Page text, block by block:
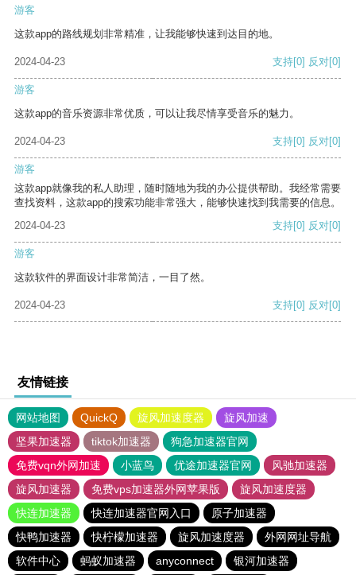
游客
这款app的路线规划非常精准，让我能够快速到达目的地。
2024-04-23 支持[0] 反对[0]
游客
这款app的音乐资源非常优质，可以让我尽情享受音乐的魅力。
2024-04-23 支持[0] 反对[0]
游客
这款app就像我的私人助理，随时随地为我的办公提供帮助。我经常需要
查找资料，这款app的搜索功能非常强大，能够快速找到我需要的信息。
2024-04-23
支持[0] 反对[0]
游客
这款软件的界面设计非常简洁，一目了然。
2024-04-23 支持[0] 反对[0]
友情链接
网站地图 QuickQ 旋风加速度器
旋风加速
坚果加速器
tiktok加速器
狗急加速器官网
免费vqn外网加速
小蓝鸟 优途加速器官网
风驰加速器
旋风加速器
免费vps加速器外网苹果版
旋风加速度器
快连加速器
快连加速器官网入口
原子加速器
快鸭加速器
快柠檬加速器 旋风加速度器
外网网址导航
软件中心
蚂蚁加速器 anyconnect 银河加速器